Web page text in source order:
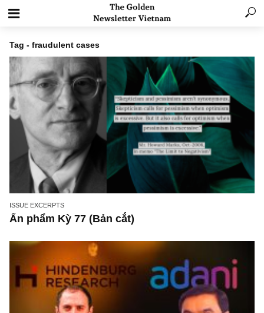
Tag - fraudulent cases
Ấn phẩm Kỳ 77 (Bản cắt)